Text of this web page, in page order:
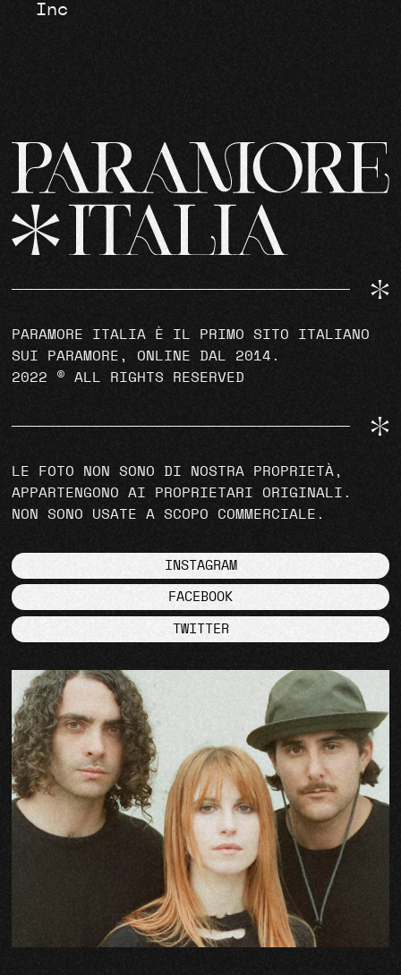
Inc
PARAMORE ITALIA È IL PRIMO SITO ITALIANO
SUI PARAMORE, ONLINE DAL 2014.
2022 © ALL RIGHTS RESERVED
LE FOTO NON SONO DI NOSTRA PROPRIETÀ,
APPARTENGONO AI PROPRIETARI ORIGINALI.
NON SONO USATE A SCOPO COMMERCIALE.
INSTAGRAM
FACEBOOK
TWITTER